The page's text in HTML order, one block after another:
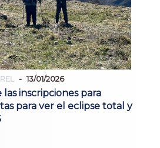
13/01/2026
inscripciones para
para ver el eclipse total y